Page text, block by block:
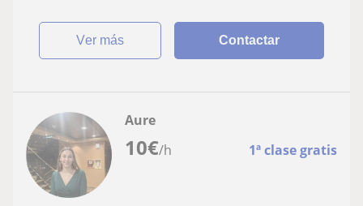
ver más Contactar
10€/h 1ª clase gratis
Aure